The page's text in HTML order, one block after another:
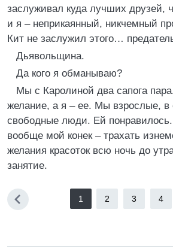
заслуживал куда лучших друзей,
и я – неприкаянный, никчемный
Кит не заслужил этого…
Дьявольщина.
Да кого я обманываю?
Мы с Каролиной два сапога
желание, а я – ее. Мы взрослые, в
свободные люди. Ей
вообще мой конек – трахать
желания красоток всю ночь до
занятие.
1 2 3 4